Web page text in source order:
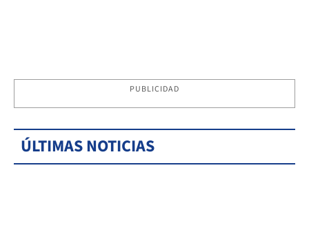
PUBLICIDAD
ÚLTIMAS NOTICIAS